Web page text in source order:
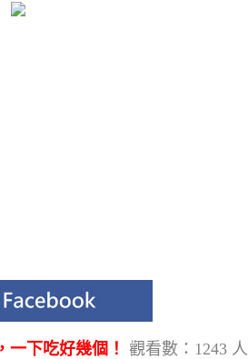
一下吃好幾個！ 觀看數：1243 人